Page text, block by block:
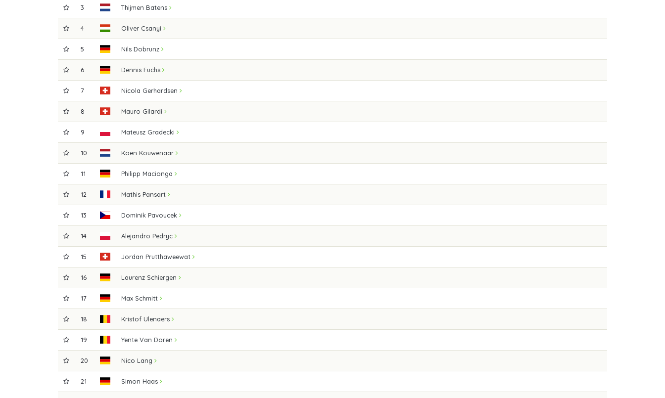
3 Thijmen Batens
4 Oliver Csanyi
5 Nils Dobrunz
6 Dennis Fuchs
7 Nicola Gerhardsen
8 Mauro Gilardi
9 Mateusz Gradecki
10 Koen Kouwenaar
11 Philipp Macionga
12 Mathis Pansart
13 Dominik Pavoucek
14 Alejandro Pedryc
15 Jordan Prutthaweewat
16 Laurenz Schiergen
17 Max Schmitt
18 Kristof Ulenaers
19 Yente Van Doren
20 Nico Lang
21 Simon Haas